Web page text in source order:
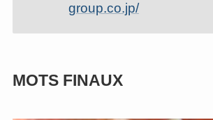
group.co.jp/
MOTS FINAUX